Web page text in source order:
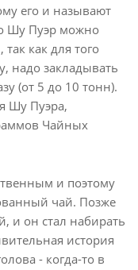
его и называют
Шу Пуэр можно
как для того
надо закладывать
(от 5 до 10 тонн).
Шу Пуэра,
Чайных
и поэтому
чай. Позже
и он стал набирать
история
- когда-то в